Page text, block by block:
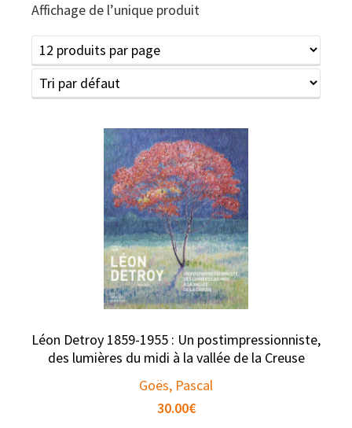
Affichage de l’unique produit
Léon Detroy 1859-1955 : Un postimpressionniste,
des lumières du midi à la vallée de la Creuse
Goës, Pascal
30.00€